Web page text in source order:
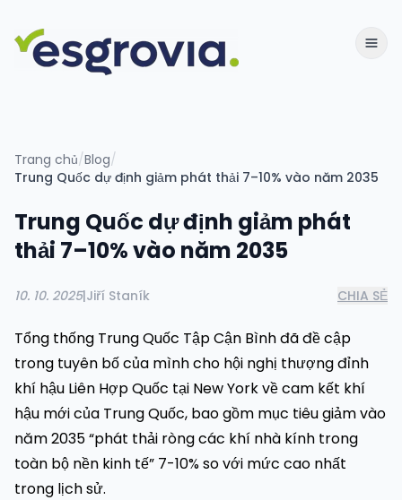
Trang chủ/Blog/
Trung Quốc dự định giảm phát thải 7–10% vào năm 2035
Trung Quốc dự định giảm phát
thải 7–10% vào năm 2035
10. 10. 2025|Jiří Staník CHIA SẺ
Tổng thống Trung Quốc Tập Cận Bình đã đề cập
trong tuyên bố của mình cho hội nghị thượng đỉnh
khí hậu Liên Hợp Quốc tại New York về cam kết khí
hậu mới của Trung Quốc, bao gồm mục tiêu giảm vào
năm 2035 “phát thải ròng các khí nhà kính trong
toàn bộ nền kinh tế” 7-10% so với mức cao nhất
trong lịch sử.